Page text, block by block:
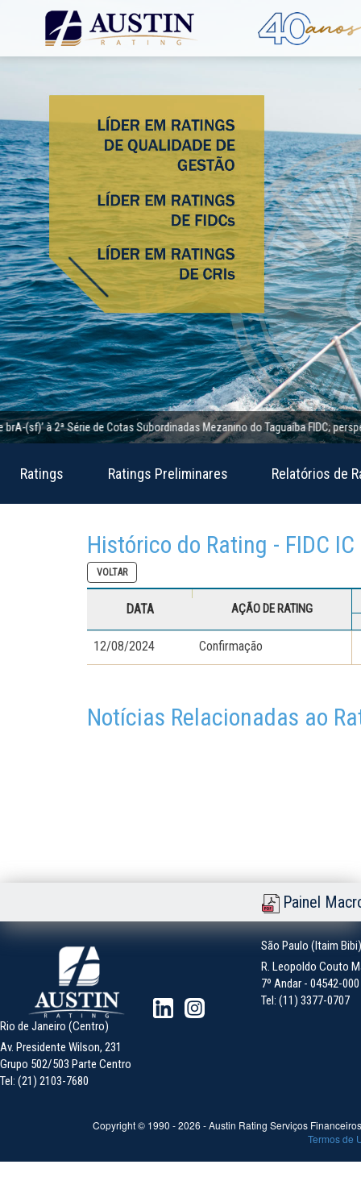
2ª Série de Cotas Subordinadas Mezanino do Taguaíba FIDC; perspectiva
Ratings Ratings Preliminares Relatórios de
Histórico do Rating - FIDC
VOLTAR
DATA AÇÃO DE RATING
12/08/2024 Confirmação
Notícias Relacionadas ao
Painel
São Paulo (Itaim Bibi)
R. Leopoldo Couto
7º Andar - 04542-
Tel: (11) 3377-0707
Rio de Janeiro (Centro)
Av. Presidente Wilson, 231
Grupo 502/503 Parte Centro
Tel: (21) 2103-7680
Copyright © 1990 -2026 - Austin Rating Serviços
Termos de